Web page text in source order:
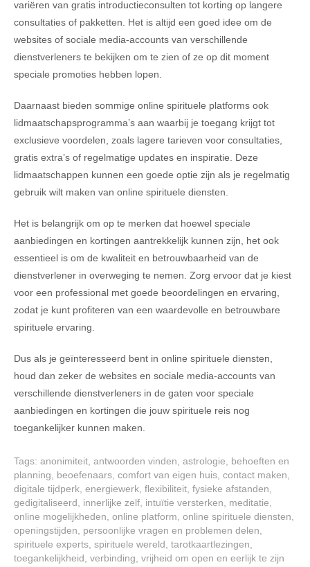
variëren van gratis introductieconsulten tot korting op langere
consultaties of pakketten. Het is altijd een goed idee om de
websites of sociale media-accounts van verschillende
dienstverleners te bekijken om te zien of ze op dit moment
speciale promoties hebben lopen.
Daarnaast bieden sommige online spirituele platforms ook
lidmaatschapsprogramma’s aan waarbij je toegang krijgt tot
exclusieve voordelen, zoals lagere tarieven voor consultaties,
gratis extra’s of regelmatige updates en inspiratie. Deze
lidmaatschappen kunnen een goede optie zijn als je regelmatig
gebruik wilt maken van online spirituele diensten.
Het is belangrijk om op te merken dat hoewel speciale
aanbiedingen en kortingen aantrekkelijk kunnen zijn, het ook
essentieel is om de kwaliteit en betrouwbaarheid van de
dienstverlener in overweging te nemen. Zorg ervoor dat je kiest
voor een professional met goede beoordelingen en ervaring,
zodat je kunt profiteren van een waardevolle en betrouwbare
spirituele ervaring.
Dus als je geïnteresseerd bent in online spirituele diensten,
houd dan zeker de websites en sociale media-accounts van
verschillende dienstverleners in de gaten voor speciale
aanbiedingen en kortingen die jouw spirituele reis nog
toegankelijker kunnen maken.
Tags: anonimiteit antwoorden vinden astrologie
behoeften en
planning
beoefenaars comfort van eigen huis contact maken
digitale tijdperk energiewerk flexibiliteit fysieke afstanden
gedigitaliseerd
innerlijke zelf intuïtie versterken meditatie
online mogelijkheden online platform online spirituele diensten
openingstijden
persoonlijke vragen en problemen delen
spirituele experts spirituele wereld tarotkaartlezingen
toegankelijkheid verbinding vrijheid om open en eerlijk te zijn